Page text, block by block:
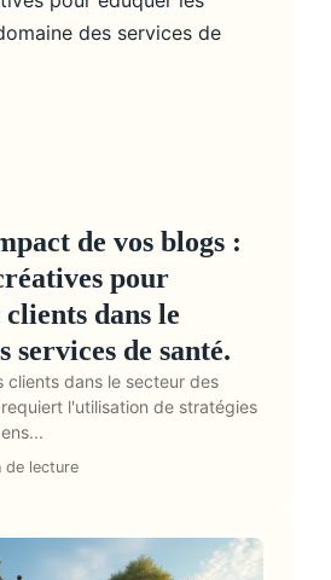
de vos blogs :
pour
dans le
services de santé.
clients dans le secteur des
l'utilisation de stratégies
de lecture